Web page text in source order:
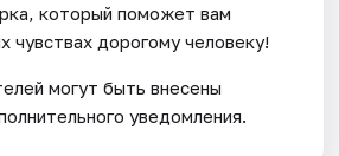
который поможет вам
чувствах дорогому человеку!
могут быть внесены
уведомления.